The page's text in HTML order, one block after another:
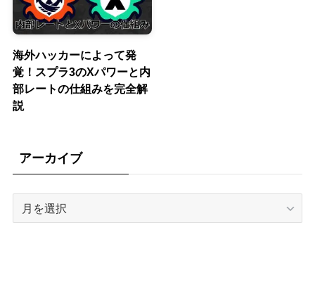
海外ハッカーによって発
覚！スプラ3のXパワーと内
部レートの仕組みを完全解
説
アーカイブ